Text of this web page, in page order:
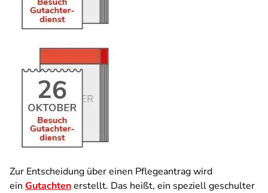
Zur Entscheidung über einen Pflegeantrag wird
ein Gutachtenerstellt. Das heißt, ein speziell geschulter